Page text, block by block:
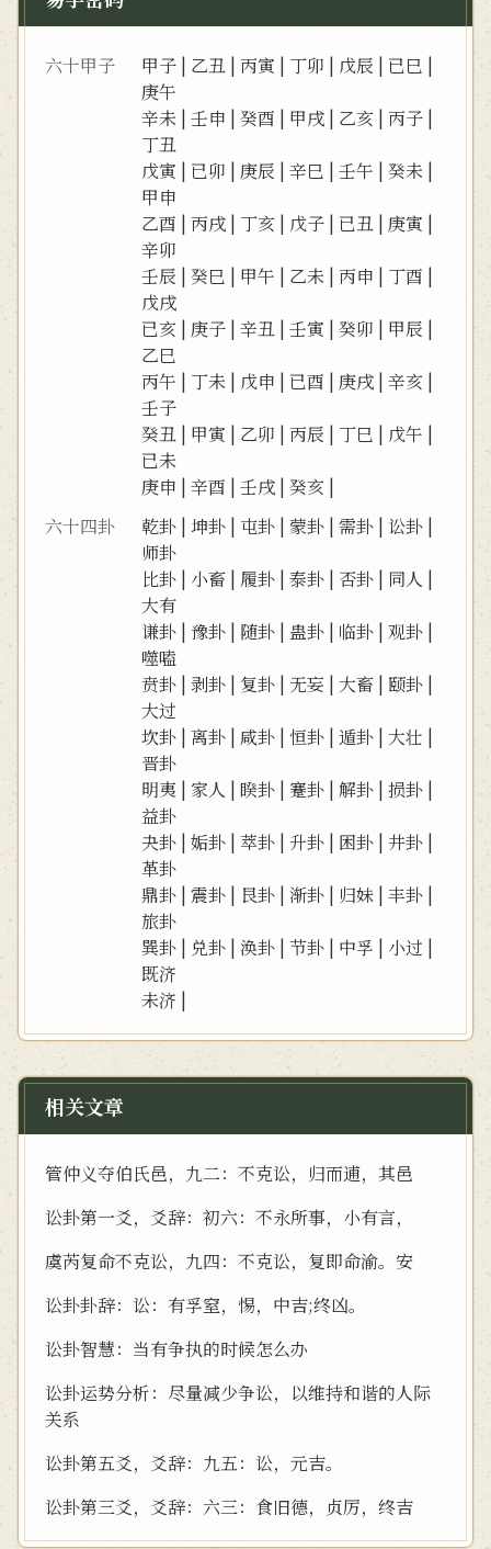
六十甲子 甲子 | 乙丑 |丙寅 | 丁卯 | 戊辰 | 已巳 |
庚午
辛未 |壬申 |癸酉 | 甲戌 | 乙亥 |丙子 |
丁丑
戊寅 | 已卯 | 庚辰 |辛巳 |壬午 |癸未 |
甲申
乙酉 |丙戌 | 丁亥 | 戊子 | 已丑 | 庚寅 |
辛卯
壬辰 |癸巳 | 甲午 | 乙未 |丙申 | 丁酉 |
戊戌
已亥 | 庚子 |辛丑 |壬寅 |癸卯 | 甲辰 |
乙巳
丙午 | 丁未 | 戊申 | 已酉 | 庚戌 |辛亥 |
壬子
癸丑 | 甲寅 | 乙卯 |丙辰 | 丁巳 | 戊午 |
已未
庚申 |辛酉 |壬戌 |癸亥 |
六十四卦
乾卦 | 坤卦 | 屯卦 |蒙卦 |需卦 | 讼卦 |
师卦
比卦 | 小畜 | 履卦 |泰卦 | 否卦 | 同人 |
大有
谦卦 |豫卦 | 随卦 | 蛊卦 | 临卦 |观卦 |
噬嗑
贲卦 | 剥卦 | 复卦 | 无妄 |大畜 | 颐卦 |
大过
坎卦 |离卦 | 咸卦 |恒卦 |遁卦 |大壮 |
晋卦
明夷 |家人 |睽卦 | 蹇卦 |解卦 |损卦 |
益卦
夬卦 |姤卦 | 萃卦 |升卦 | 困卦 |井卦 |
革卦
鼎卦 |震卦 | 艮卦 |渐卦 | 归妹 |丰卦 |
旅卦
巽卦 | 兑卦 |涣卦 |节卦 | 中孚 | 小过 |
既济
未济 |
相关文章
管仲义夺伯氏邑，九二：不克讼，归而逋，其邑
讼卦第一爻，爻辞：初六：不永所事，小有言，
虞芮复命不克讼，九四：不克讼，复即命渝。安
讼卦卦辞：讼：有孚窒，惕，中吉;终凶。
讼卦智慧：当有争执的时候怎么办
讼卦运势分析：尽量减少争讼，以维持和谐的人际
关系
讼卦第五爻，爻辞：九五：讼，元吉。
讼卦第三爻，爻辞：六三：食旧德，贞厉，终吉